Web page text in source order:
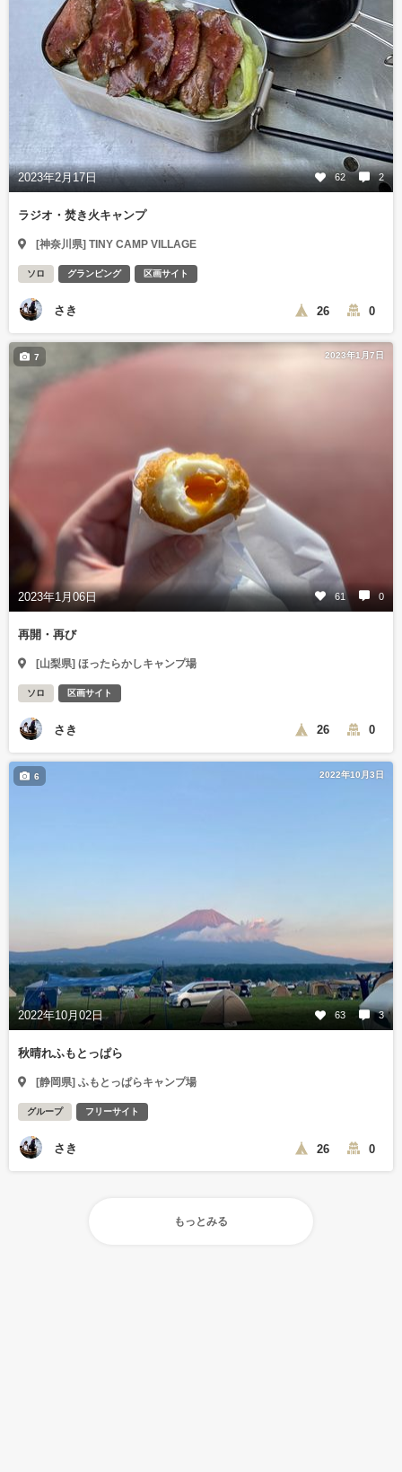
2023年2月17日 62 2
ラジオ・焚き火キャンプ
[神奈川県] TINY CAMP VILLAGE
ソロ グランピング 区画サイト
さき 26 0
2023年1月7日
2023年1月06日 61 0
7
再開・再び
[山梨県] ほったらかしキャンプ場
ソロ 区画サイト
さき 26 0
2022年10月3日
2022年10月02日 63 3
6
秋晴れふもとっぱら
[静岡県] ふもとっぱらキャンプ場
グループ フリーサイト
さき 26 0
もっとみる